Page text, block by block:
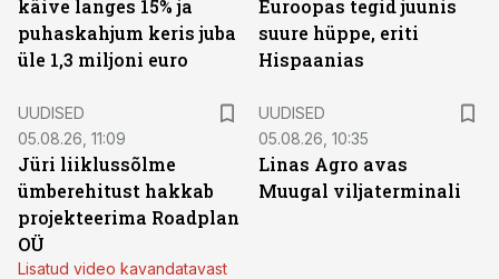
käive langes 15% ja
puhaskahjum keris juba
üle 1,3 miljoni euro
Euroopas tegid juunis
suure hüppe, eriti
Hispaanias
UUDISED
05.08.26, 11:09
Jüri liiklussõlme
ümberehitust hakkab
projekteerima Roadplan
OÜ
Lisatud video kavandatavast
UUDISED
05.08.26, 10:35
Linas Agro avas
Muugal viljaterminali